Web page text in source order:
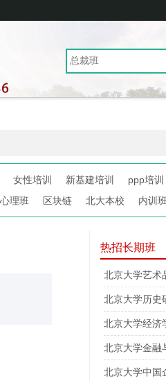
女性培训 新基建培训 ppp培训
心理班 区块链 北大本校 内训班
热招长期班
北京大学艺术
北京大学历史
北京大学经济
北京大学金融
北京大学中国